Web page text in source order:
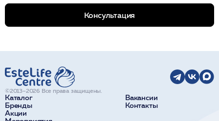
Консультация
Каталог
Бренды
Акции
Вакансии
Контакты
©2013–2026 Все права защищены.